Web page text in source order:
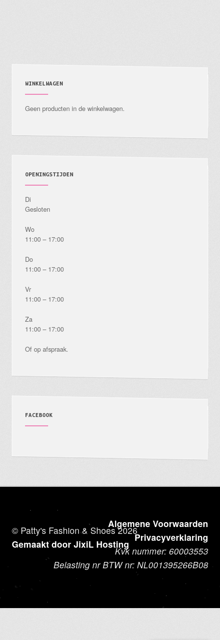
WINKELWAGEN
Geen producten in de winkelwagen.
OPENINGSTIJDEN
Di
Gesloten
Wo
11:00 – 17:00
Do
11:00 – 17:00
Vr
11:00 – 17:00
Za
11:00 – 17:00
Of op afspraak.
FACEBOOK
© Patty's Fashion & Shoes 2026
Gemaakt door JixiL Hosting
Algemene Voorwaarden
Privacyverklaring
Kvk nummer: 60003553
Belasting nr BTW nr: NL001395266B08